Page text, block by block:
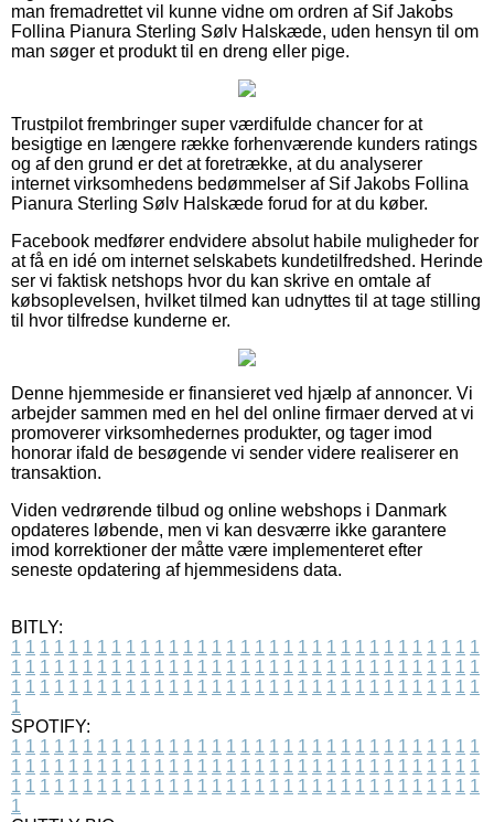
man fremadrettet vil kunne vidne om ordren af Sif Jakobs
Follina Pianura Sterling Sølv Halskæde, uden hensyn til om
man søger et produkt til en dreng eller pige.
Trustpilot frembringer super værdifulde chancer for at
besigtige en længere række forhenværende kunders ratings
og af den grund er det at foretrække, at du analyserer
internet virksomhedens bedømmelser af Sif Jakobs Follina
Pianura Sterling Sølv Halskæde forud for at du køber.
Facebook medfører endvidere absolut habile muligheder for
at få en idé om internet selskabets kundetilfredshed. Herinde
ser vi faktisk netshops hvor du kan skrive en omtale af
købsoplevelsen, hvilket tilmed kan udnyttes til at tage stilling
til hvor tilfredse kunderne er.
Denne hjemmeside er finansieret ved hjælp af annoncer. Vi
arbejder sammen med en hel del online firmaer derved at vi
promoverer virksomhedernes produkter, og tager imod
honorar ifald de besøgende vi sender videre realiserer en
transaktion.
Viden vedrørende tilbud og online webshops i Danmark
opdateres løbende, men vi kan desværre ikke garantere
imod korrektioner der måtte være implementeret efter
seneste opdatering af hjemmesidens data.
BITLY:
1 1 1 1 1 1 1 1 1 1 1 1 1 1 1 1 1 1 1 1 1 1 1 1 1 1 1 1 1 1 1 1 1
1 1 1 1 1 1 1 1 1 1 1 1 1 1 1 1 1 1 1 1 1 1 1 1 1 1 1 1 1 1 1 1 1
1 1 1 1 1 1 1 1 1 1 1 1 1 1 1 1 1 1 1 1 1 1 1 1 1 1 1 1 1 1 1 1 1
1
SPOTIFY:
1 1 1 1 1 1 1 1 1 1 1 1 1 1 1 1 1 1 1 1 1 1 1 1 1 1 1 1 1 1 1 1 1
1 1 1 1 1 1 1 1 1 1 1 1 1 1 1 1 1 1 1 1 1 1 1 1 1 1 1 1 1 1 1 1 1
1 1 1 1 1 1 1 1 1 1 1 1 1 1 1 1 1 1 1 1 1 1 1 1 1 1 1 1 1 1 1 1 1
1